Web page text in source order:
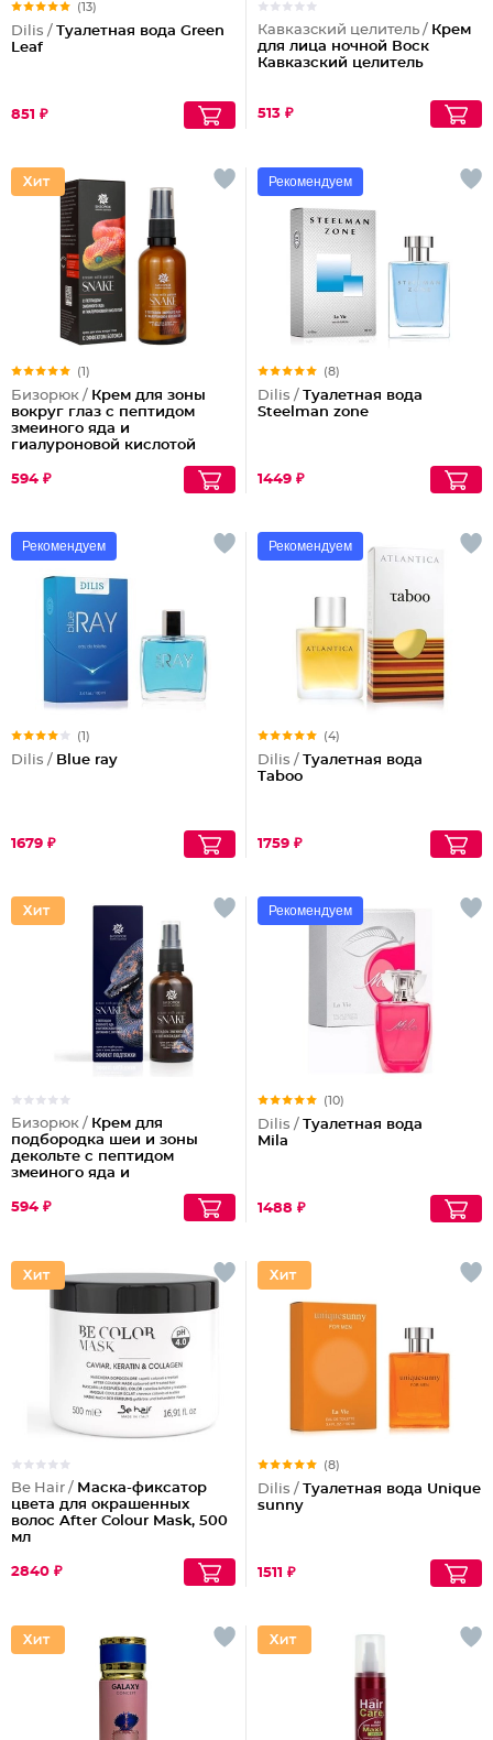
(13)
Dilis / Туалетная вода Green
Leaf
851 ₽
Кавказский целитель / Крем
для лица ночной Воск
Кавказский целитель
513 ₽
(1)
Бизорюк / Крем для зоны
вокруг глаз с пептидом
змеиного яда и
гиалуроновой кислотой
594 ₽
Рекомендуем
(8)
Dilis / Туалетная вода
Steelman zone
1449 ₽
Рекомендуем
(1)
Dilis / Blue ray
1679 ₽
Рекомендуем
(4)
Dilis / Туалетная вода
Taboo
1759 ₽
Бизорюк / Крем для
подбородка шеи и зоны
декольте с пептидом
змеиного яда и
594 ₽
Рекомендуем
(10)
Dilis / Туалетная вода
Mila
1488 ₽
Be Hair / Маска-фиксатор
цвета для окрашенных
волос After Colour Mask, 500
мл
2840 ₽
(8)
Dilis / Туалетная вода Unique
sunny
1511 ₽